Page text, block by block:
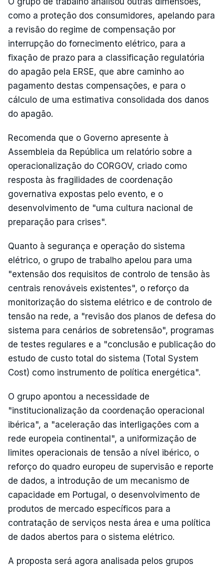
como a proteção dos consumidores, apelando para
a revisão do regime de compensação por
interrupção do fornecimento elétrico, para a
fixação de prazo para a classificação regulatória
do apagão pela ERSE, que abre caminho ao
pagamento destas compensações, e para o
cálculo de uma estimativa consolidada dos danos
do apagão.
Recomenda que o Governo apresente à
Assembleia da República um relatório sobre a
operacionalização do CORGOV, criado como
resposta às fragilidades de coordenação
governativa expostas pelo evento, e o
desenvolvimento de "uma cultura nacional de
preparação para crises".
Quanto à segurança e operação do sistema
elétrico, o grupo de trabalho apelou para uma
"extensão dos requisitos de controlo de tensão às
centrais renováveis existentes", o reforço da
monitorização do sistema elétrico e de controlo de
tensão na rede, a "revisão dos planos de defesa do
sistema para cenários de sobretensão", programas
de testes regulares e a "conclusão e publicação do
estudo de custo total do sistema (Total System
Cost) como instrumento de política energética".
O grupo apontou a necessidade de
"institucionalização da coordenação operacional
ibérica", a "aceleração das interligações com a
rede europeia continental", a uniformização de
limites operacionais de tensão a nível ibérico, o
reforço do quadro europeu de supervisão e reporte
de dados, a introdução de um mecanismo de
capacidade em Portugal, o desenvolvimento de
produtos de mercado específicos para a
contratação de serviços nesta área e uma política
de dados abertos para o sistema elétrico.
A proposta será agora analisada pelos grupos